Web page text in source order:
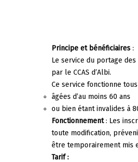
Principe et bénéficiaires :
Le service du portage
par le CCAS d’Albi.
Ce service fonctionne
âgées d’au moins 60 ans
ou bien étant invalides à
Fonctionnement: Les
toute modification,
être temporairement mis
Tarif :